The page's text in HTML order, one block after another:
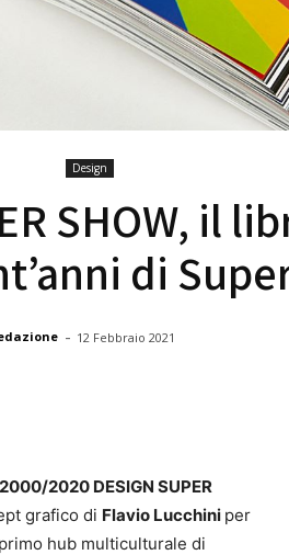
Design
SHOW, il
di
- 12 Febbraio 2021
2000/2020 DESIGN SUPER
grafico di Flavio Lucchini per
hub multiculturale di